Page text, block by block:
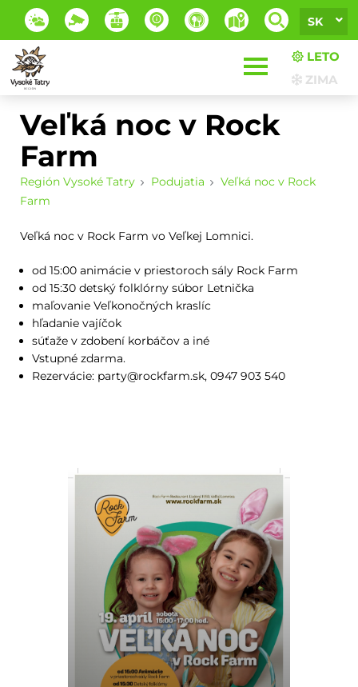
SK
LETO
ZIMA
Veľká noc v Rock
Farm
Región Vysoké Tatry Podujatia
Veľká noc v Rock
Farm
Veľká noc v Rock Farm vo Veľkej Lomnici.
od 15:00 animácie v priestoroch sály Rock Farm
od 15:30 detský folklórny súbor Letnička
maľovanie Veľkonočných kraslíc
hľadanie vajíčok
súťaže v zdobení korbáčov a iné
Vstupné zdarma.
Rezervácie: party@rockfarm.sk, 0947 903 540